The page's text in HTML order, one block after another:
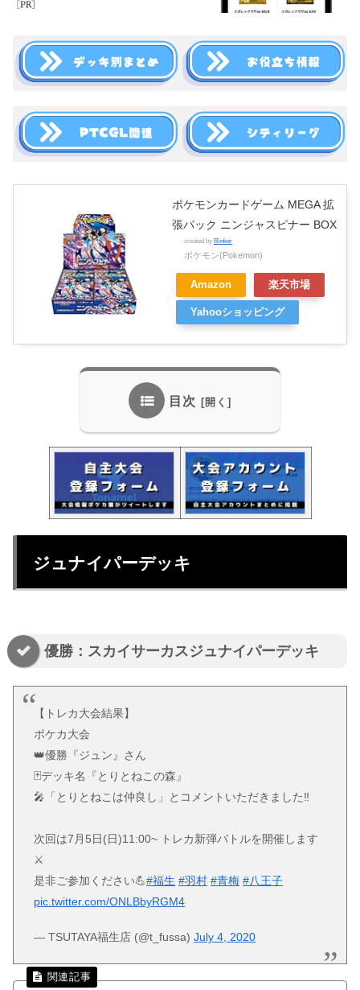
ポケモンカードゲーム MEGA 拡
張パック ニンジャスピナー BOX
created by Rinker
ポケモン(Pokemon)
Amazon 楽天市場
Yahooショッピング
目次
ジュナイパーデッキ
優勝：スカイサーカスジュナイパーデッキ
【トレカ大会結果】
ポケカ大会
👑優勝『ジュン』さん
🃏デッキ名『とりとねこの森』
🎤「とりとねこは仲良し」とコメントいただきました‼️
次回は7月5日(日)11:00~ トレカ新弾バトルを開催します
⚔️
是非ご参加ください💪#福生 #羽村 #青梅 #八王子
pic.twitter.com/ONLBbyRGM4
— TSUTAYA福生店 (@t_fussa)July 4, 2020